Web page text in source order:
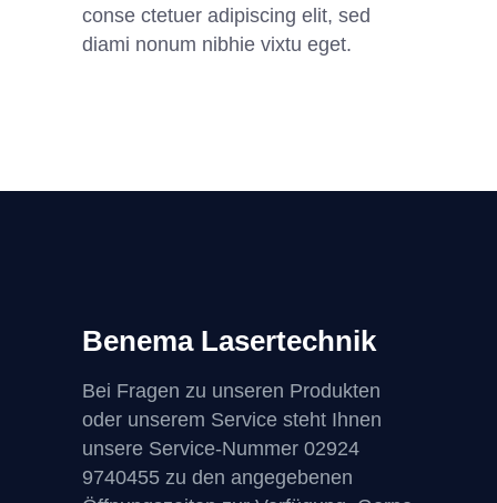
conse ctetuer adipiscing elit, sed
diami nonum nibhie vixtu eget.
Benema Lasertechnik
Bei Fragen zu unseren Produkten
oder unserem Service steht Ihnen
unsere Service-Nummer 02924
9740455 zu den angegebenen